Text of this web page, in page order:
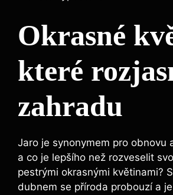
Okrasné
které
zahradu
Jaro je synonymem pro obnovu
a co je lepšího než rozveselit
pestrými okrasnými květinami?
dubnem se příroda probouzí a